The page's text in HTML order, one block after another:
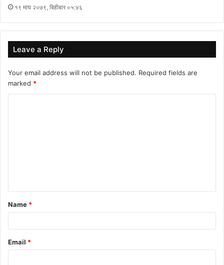
१९ माघ २०७९, बिहीबार ०५:४६
Leave a Reply
Your email address will not be published. Required fields are
marked *
t
*
Name *
Email *